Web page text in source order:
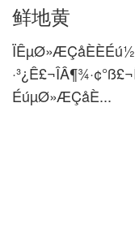
鲜地黄
ÉúµØ»ÆÇåÈ...